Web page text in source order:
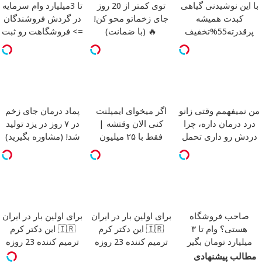
با این نوشیدنی گیاهی
کبدت همیشه
پرقدرته55%تخفیف
توی کمتر از 20 روز
جای زخماتو محو کن!
🔥 (با ضمانت)
تا 3میلیارد وام سرمایه
در گردش فروشندگان
=> فروشگاهت رو ثبت
من نمیفهمم وقتی زانو
درد درمان داره، چرا
دردش رو داری تحمل
اگر میخوای ایمپلنت
کنی الان وقتشه |
فقط با ۲۵ میلیون
پماد درمان جای زخم
در ۷ روز در یزد تولید
شد! (مشاوره بگیرید)
صاحب فروشگاه
هستی؟ وام تا ۳
میلیارد تومان بگیر
برای اولین بار در ایران
🇮🇷 این دکتر کرم
ترمیم کننده 23 روزه
برای اولین بار در ایران
🇮🇷 این دکتر کرم
ترمیم کننده 23 روزه
مطالب پیشنهادی